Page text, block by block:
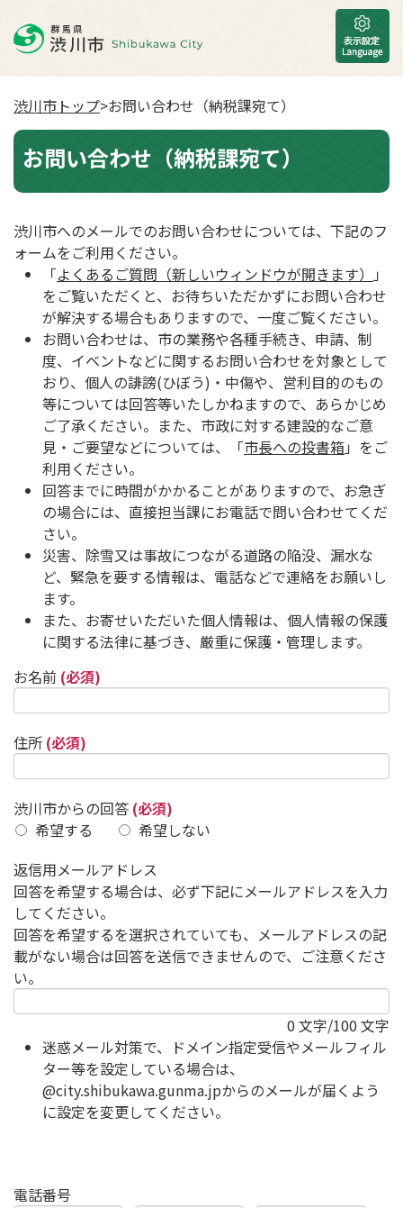
渋川市トップ>お問い合わせ（納税課宛て）
お問い合わせ（納税課宛て）
渋川市へのメールでのお問い合わせについては、下記のフ
ォームをご利用ください。
「よくあるご質問（新しいウィンドウが開きます）
」
をご覧いただくと、お待ちいただかずにお問い合わせ
が解決する場合もありますので、一度ご覧ください。
お問い合わせは、市の業務や各種手続き、申請、制
度、イベントなどに関するお問い合わせを対象として
おり、個人の誹謗(ひぼう)・中傷や、営利目的のもの
等については回答等いたしかねますので、あらかじめ
ご了承ください。また、市政に対する建設的なご意
見・ご要望などについては、「市長への投書箱」をご
利用ください。
回答までに時間がかかることがありますので、お急ぎ
の場合には、直接担当課にお電話で問い合わせてくだ
さい。
災害、除雪又は事故につながる道路の陥没、漏水な
ど、緊急を要する情報は、電話などで連絡をお願いし
ます。
また、お寄せいただいた個人情報は、個人情報の保護
に関する法律に基づき、厳重に保護・管理します。
お名前 (必須)
住所 (必須)
渋川市からの回答 (必須)
希望する
希望しない
返信用メールアドレス
回答を希望する場合は、必ず下記にメールアドレスを入力
してください。
回答を希望するを選択されていても、メールアドレスの記
載がない場合は回答を送信できませんので、ご注意くださ
い。
0 文字/100 文字
迷惑メール対策で、ドメイン指定受信やメールフィル
ター等を設定している場合は、
@city.shibukawa.gunma.jpからのメールが届くよう
に設定を変更してください。
電話番号